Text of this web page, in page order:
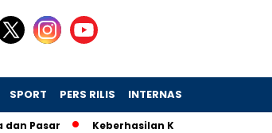
SPORT PERS RILIS INTERNASIONAL
Keberhasilan Koperasi Desa Merah